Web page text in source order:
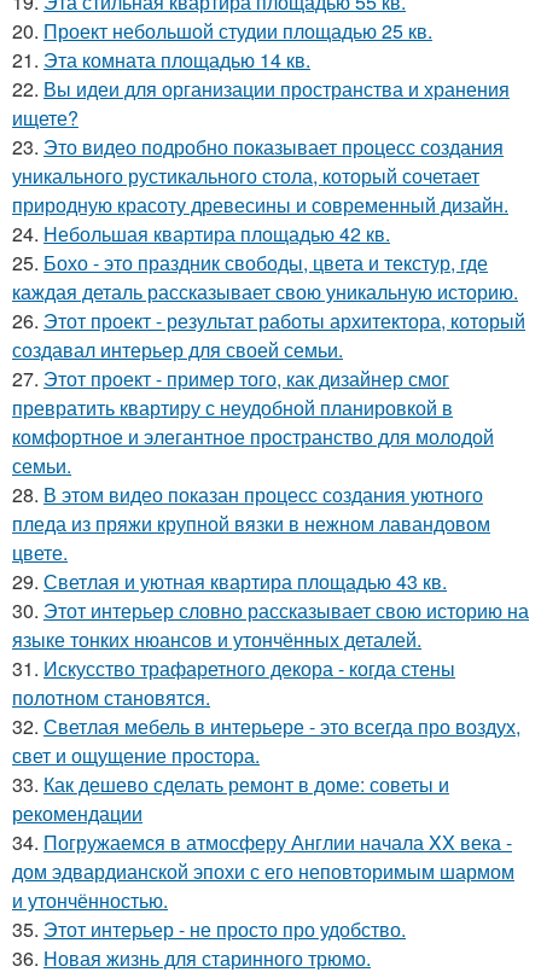
20. Проект небольшой студии площадью 25 кв.
21. Эта комната площадью 14 кв.
22. Вы идеи для организации пространства и хранения
ищете?
23. Это видео подробно показывает процесс создания
уникального рустикального стола, который сочетает
природную красоту древесины и современный дизайн.
24. Небольшая квартира площадью 42 кв.
25. Бохо - это праздник свободы, цвета и текстур, где
каждая деталь рассказывает свою уникальную историю.
26. Этот проект - результат работы архитектора, который
создавал интерьер для своей семьи.
27. Этот проект - пример того, как дизайнер смог
превратить квартиру с неудобной планировкой в
комфортное и элегантное пространство для молодой
семьи.
28. В этом видео показан процесс создания уютного
пледа из пряжи крупной вязки в нежном лавандовом
цвете.
29. Светлая и уютная квартира площадью 43 кв.
30. Этот интерьер словно рассказывает свою историю на
языке тонких нюансов и утончённых деталей.
31. Искусство трафаретного декора - когда стены
полотном становятся.
32. Светлая мебель в интерьере - это всегда про воздух,
свет и ощущение простора.
33. Как дешево сделать ремонт в доме: советы и
рекомендации
34. Погружаемся в атмосферу Англии начала XX века -
дом эдвардианской эпохи с его неповторимым шармом
и утончённостью.
35. Этот интерьер - не просто про удобство.
36. Новая жизнь для старинного трюмо.